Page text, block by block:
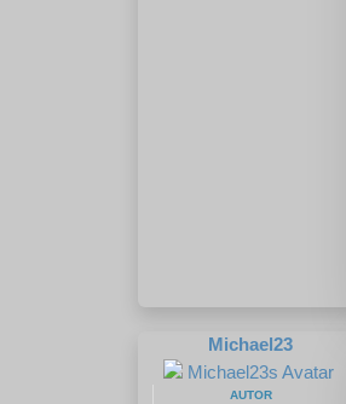
Michael23
AUTOR